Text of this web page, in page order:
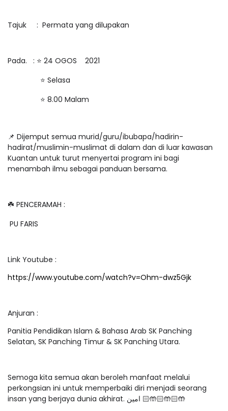
Tajuk : Permata yang dilupakan
Pada. : ⭐️ 24 OGOS 2021
⭐️ Selasa
⭐️ 8.00 Malam
📌 Dijemput semua murid/guru/ibubapa/hadirin-
hadirat/muslimin-muslimat di dalam dan di luar kawasan
Kuantan untuk turut menyertai program ini bagi
menambah ilmu sebagai panduan bersama.
☘️ PENCERAMAH :
PU FARIS
Link Youtube :
https://www.youtube.com/watch?v=Ohm-dwz5Gjk
Anjuran :
Panitia Pendidikan Islam & Bahasa Arab SK Panching
Selatan, SK Panching Timur & SK Panching Utara.
Semoga kita semua akan beroleh manfaat melalui
perkongsian ini untuk memperbaiki diri menjadi seorang
insan yang berjaya dunia akhirat. امين 🤲🏻🤲🏻🤲🏻